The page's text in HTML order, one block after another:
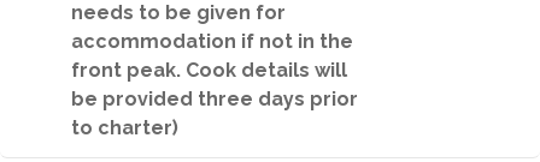
needs to be given for
accommodation if not in the
front peak. Cook details will
be provided three days prior
to charter)